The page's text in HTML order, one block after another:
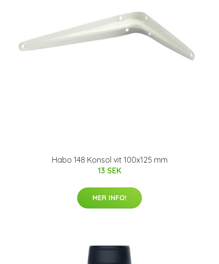
Habo 148 Konsol vit 100x125 mm
13 SEK
MER INFO!